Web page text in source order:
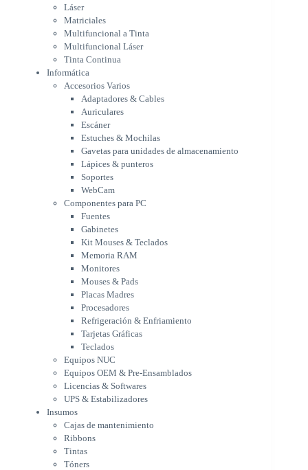
Adaptadores & Cables
Auriculares
Escáner
Estuches & Mochilas
Gavetas para unidades de
almacenamiento
Lápices & punteros
Soportes
WebCam
Componentes para PC
Fuentes
Gabinetes
Kit Mouses & Teclados
Memoria RAM
Monitores
Mouses & Pads
Placas Madres
Procesadores
Refrigeración & Enfriamiento
Tarjetas Gráficas
Teclados
Equipos NUC
Equipos OEM & Pre-Ensamblados
Licencias & Softwares
UPS & Estabilizadores
Insumos
Cajas de mantenimiento
Ribbons
Tintas
Tóners
Varios
Network
Accesorios Redes
Adaptadores Bluetooth & WiFi
Láser
Matriciales
Multifuncional a Tinta
Multifuncional Láser
Tinta Continua
Informática
Accesorios Varios
Adaptadores & Cables
Auriculares
Escáner
Estuches & Mochilas
Gavetas para unidades de almacenamiento
Lápices & punteros
Soportes
WebCam
Componentes para PC
Fuentes
Gabinetes
Kit Mouses & Teclados
Memoria RAM
Monitores
Mouses & Pads
Placas Madres
Procesadores
Refrigeración & Enfriamiento
Tarjetas Gráficas
Teclados
Equipos NUC
Equipos OEM & Pre-Ensamblados
Licencias & Softwares
UPS & Estabilizadores
Insumos
Cajas de mantenimiento
Ribbons
Tintas
Tóners